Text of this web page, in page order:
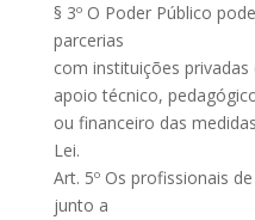
§ 3º O Poder Público
parcerias
com instituições
apoio técnico,
ou financeiro das
Lei.
Art. 5º Os profissionais
junto a